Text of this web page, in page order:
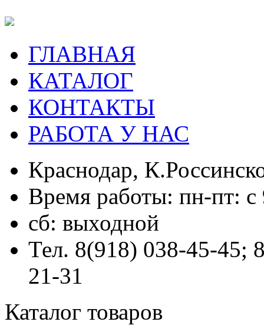
ГЛАВНАЯ
КАТАЛОГ
КОНТАКТЫ
РАБОТА У НАС
Краснодар,
Время работы: пн-пт:
сб: выходной
Тел. 8(918) 038-45-45;
21-31
Каталог товаров